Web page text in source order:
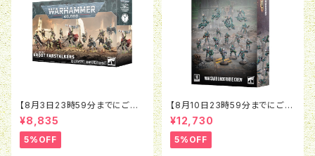
【8月3日23時59分までにご予
約で5％OFF】ウォーハンマー4
0K：タウ・エンパイア：クルート・
ファーストーカー
¥8,835
5%OFF
【8月10日23時59分までにご予
約で5％OFF】ネクロムンダ：ネ
クロムンダ：ヴァン・サール アン
ダーハイヴ・クルー
¥12,730
5%OFF